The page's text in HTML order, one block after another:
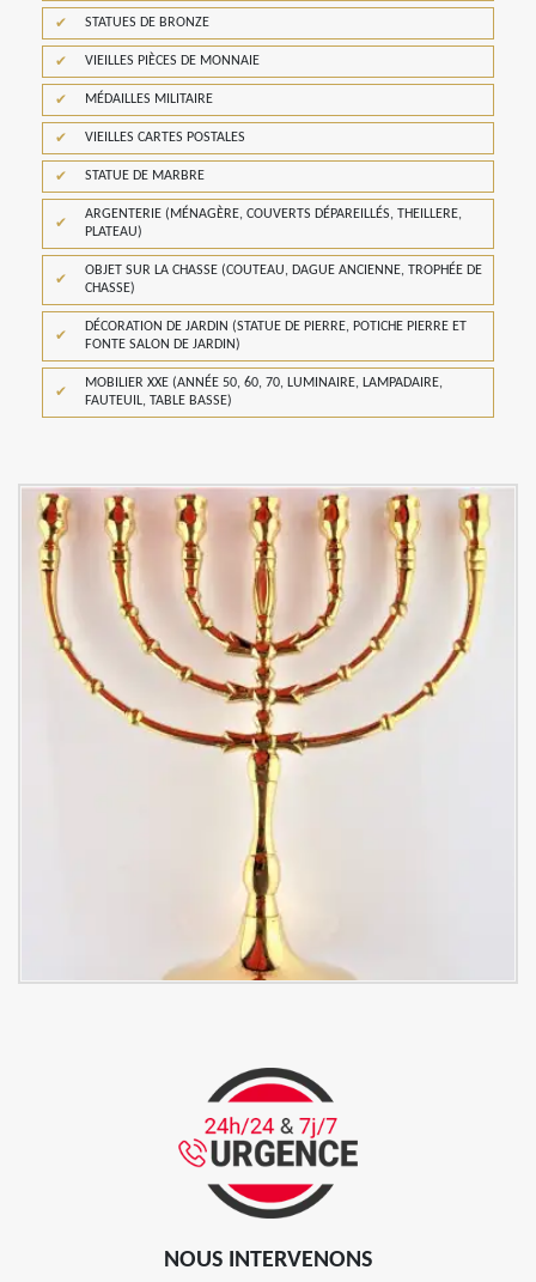
STATUES DE BRONZE
VIEILLES PIÈCES DE MONNAIE
MÉDAILLES MILITAIRE
VIEILLES CARTES POSTALES
STATUE DE MARBRE
ARGENTERIE (MÉNAGÈRE, COUVERTS DÉPAREILLÉS, THEILLERE,
PLATEAU)
OBJET SUR LA CHASSE (COUTEAU, DAGUE ANCIENNE, TROPHÉE DE
CHASSE)
DÉCORATION DE JARDIN (STATUE DE PIERRE, POTICHE PIERRE ET
FONTE SALON DE JARDIN)
MOBILIER XXE (ANNÉE 50, 60, 70, LUMINAIRE, LAMPADAIRE,
FAUTEUIL, TABLE BASSE)
NOUS INTERVENONS